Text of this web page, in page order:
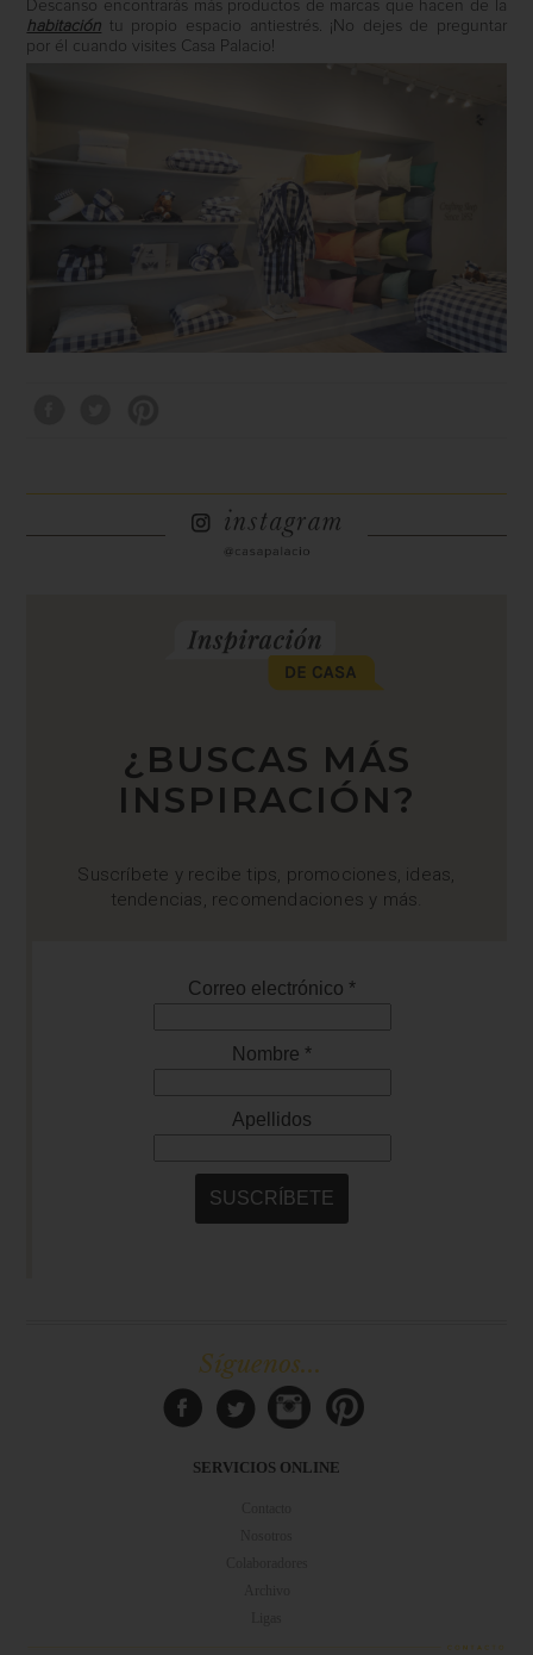
Descanso encontrarás más productos de marcas que hacen de la
habitación tu propio espacio antiestrés. ¡No dejes de preguntar
por él cuando visites Casa Palacio!
¿BUSCAS MÁS
INSPIRACIÓN?
Suscríbete y recibe tips, promociones, ideas,
tendencias, recomendaciones y más.
Síguenos...
SERVICIOS ONLINE